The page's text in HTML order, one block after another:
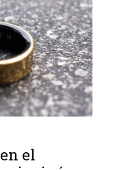
el